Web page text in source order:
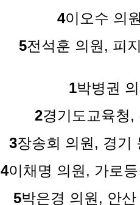
4이오수 의
5전석훈 의원, 피
1박병권
2경기도교육청,
3장송회 의원, 경기
4이채명 의원, 가로등
5박은경 의원, 안